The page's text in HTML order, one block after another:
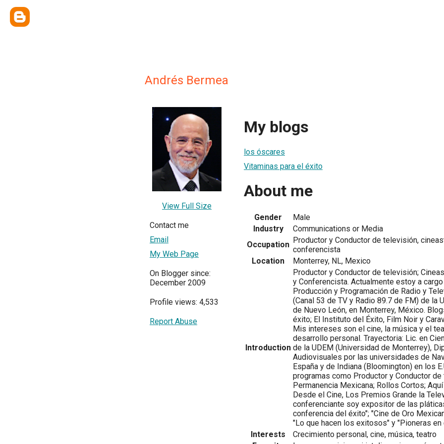
Andrés Bermea
View Full Size
Contact me
Email
My Web Page
On Blogger since:
December 2009
Profile views: 4,533
Report Abuse
My blogs
los óscares
Vitaminas para el éxito
About me
Gender
Male
Industry
Communications or Media
Occupation Productor y Conductor de televisión,
conferencista
Location
Monterrey, NL, Mexico
Introduction
Productor y Conductor de televisión;
y Conferencista. Actualmente estoy a
Producción y Programación de Radio y
(Canal 53 de TV y Radio 89.7 de FM) de la
de Nuevo León, en Monterrey, México.
éxito; El Instituto del Éxito, Film Noir y
Mis intereses son el cine, la música y el
desarrollo personal. Trayectoria: Lic. en
de la UDEM (Universidad de Monterrey),
Audiovisuales por las universidades de
España y de Indiana (Bloomington) en los
programas como Productor y Conductor
Permanencia Mexicana; Rollos Cortos;
Desde el Cine, Los Premios Grande la
conferenciante soy expositor de las
conferencia del éxito"; "Cine de Oro
"Lo que hacen los exitosos" y "Pioneras en
Interests
Crecimiento personal, cine, música, teatro